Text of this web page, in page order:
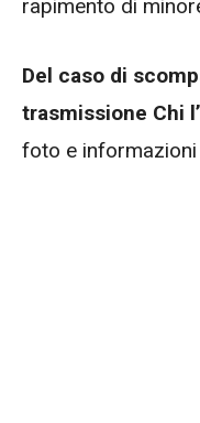
rapimento di
Del caso di
trasmissione Chi
foto e informazioni